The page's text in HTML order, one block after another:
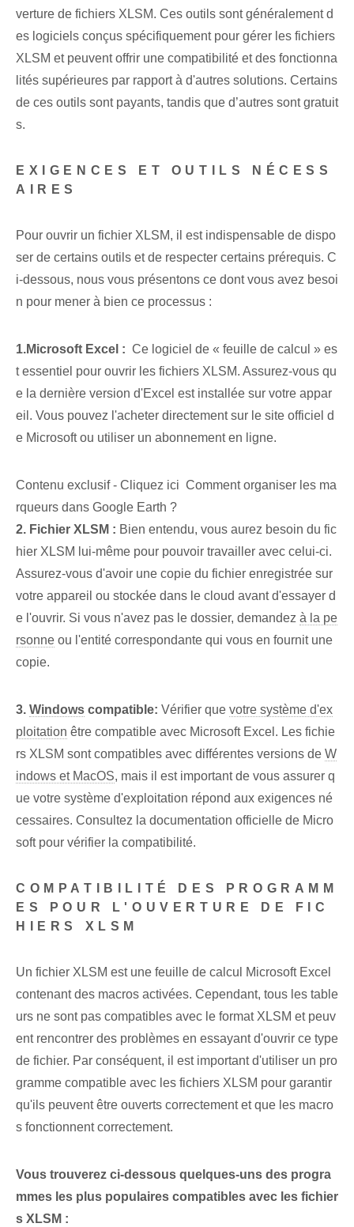
verture de fichiers XLSM. Ces outils sont généralement d
es logiciels conçus spécifiquement pour gérer les fichiers
XLSM et peuvent offrir une compatibilité et des fonctionna
lités supérieures par rapport à d'autres solutions. Certains
de ces outils sont payants, tandis que d’autres sont gratuit
s.
EXIGENCES ET OUTILS NÉCESS
AIRES
Pour ouvrir un fichier XLSM, il est indispensable de dispo
ser de certains outils et de respecter certains prérequis. C
i-dessous, nous vous présentons ce dont vous avez besoi
n pour mener à bien ce processus :
1.Microsoft Excel : ⁢ Ce logiciel de « feuille de calcul » es
t essentiel pour ouvrir les fichiers XLSM.⁣ Assurez-vous qu
e la dernière version d'Excel est installée sur votre appar
eil. Vous pouvez l'acheter directement sur le site officiel d
e Microsoft ou utiliser un abonnement en ligne.
Contenu exclusif - Cliquez ici Comment organiser les ma
rqueurs dans Google Earth ?
2. Fichier XLSM : Bien entendu, vous aurez besoin du fic
hier XLSM lui-même pour pouvoir travailler avec celui-ci.
Assurez-vous d'avoir une copie du fichier enregistrée sur
votre appareil ou stockée dans le cloud avant d'essayer d
e l'ouvrir. ‍Si vous n'avez pas le dossier, demandez à la pe
rsonne ou l'entité correspondante qui vous en fournit une
copie.
3. Windows compatible: Vérifier que votre système d'ex
ploitation être compatible avec Microsoft Excel. ⁣Les fichie
rs XLSM sont compatibles avec différentes versions de W
indows et MacOS, mais il est important de vous assurer q
ue⁢ votre système d'exploitation répond aux exigences né
cessaires. Consultez la documentation officielle de Micro
soft pour vérifier la compatibilité.
COMPATIBILITÉ DES PROGRAMM
ES‍ POUR L'OUVERTURE DE FIC
HIERS XLSM
Un fichier XLSM est une feuille de calcul Microsoft Excel
contenant des macros activées. Cependant, tous les table
urs ne sont pas compatibles avec le format XLSM et peuv
ent rencontrer des problèmes en essayant d'ouvrir ce type
de fichier. Par conséquent, il est important d'utiliser un pro
gramme compatible avec les fichiers XLSM pour garantir
qu'ils peuvent être ouverts correctement et que les macro
s fonctionnent correctement.
Vous trouverez ci-dessous quelques-uns des progra
mmes les plus populaires compatibles avec les fichier
s XLSM :